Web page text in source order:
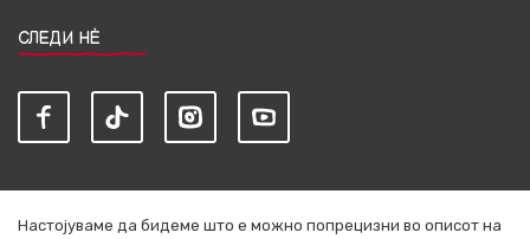
СЛЕДИ НЀ
Настојуваме да бидеме што е можно попрецизни во описот на